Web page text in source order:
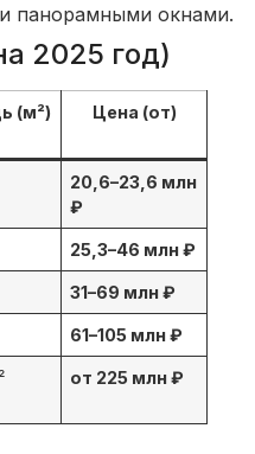
и панорамными окнами.
2025 год)
(м²) Цена (от)
20,6–23,6 млн
₽
25,3–46 млн ₽
31–69 млн ₽
61–105 млн ₽
от 225 млн ₽